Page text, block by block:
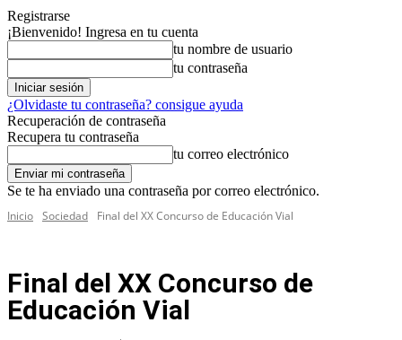
Registrarse
¡Bienvenido! Ingresa en tu cuenta
tu nombre de usuario
tu contraseña
¿Olvidaste tu contraseña? consigue ayuda
Recuperación de contraseña
Recupera tu contraseña
tu correo electrónico
Se te ha enviado una contraseña por correo electrónico.
Inicio Sociedad Final del XX Concurso de Educación Vial
Final del XX Concurso de
Educación Vial